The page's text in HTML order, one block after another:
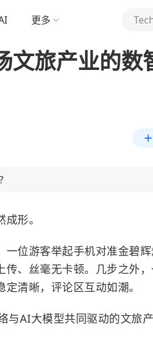
更多
文旅产业的数
形。
位游客举起手机对准金碧
、丝毫无卡顿。几步之外，
清晰，评论区互动如潮。
与AI大模型共同驱动的文旅